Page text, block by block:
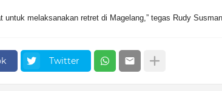
untuk melaksanakan retret di Magelang,” tegas Rudy
Twitter